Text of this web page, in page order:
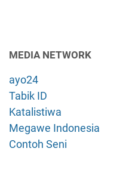
MEDIA NETWORK
ayo24
Tabik ID
Katalistiwa
Megawe Indonesia
Contoh Seni